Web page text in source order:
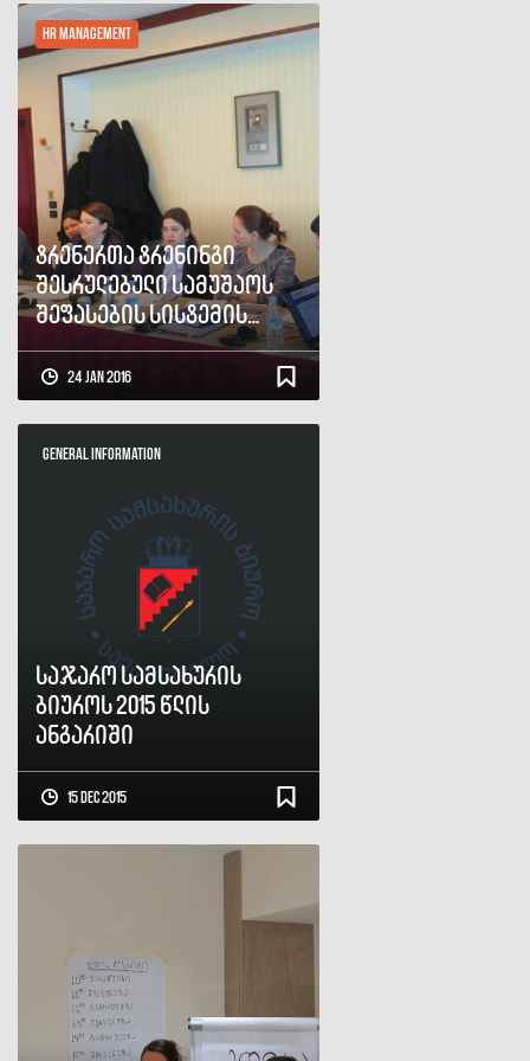
HR Management
ტრენერთა ტრენინგი
შესრულებული სამუშაოს
შეფასების სისტემის
შესახებ
24 Jan 2016
General Information
საჯარო სამსახურის
ბიუროს 2015 წლის
ანგარიში
15 Dec 2015